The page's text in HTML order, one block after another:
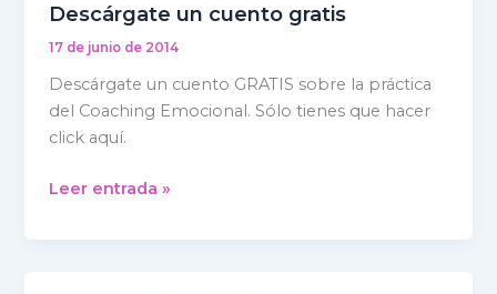
Descárgate un cuento gratis
17 de junio de 2014
Descárgate un cuento GRATIS sobre la práctica
del Coaching Emocional. Sólo tienes que hacer
click aquí.
Descárgate
un
gratis
Leer entrada »